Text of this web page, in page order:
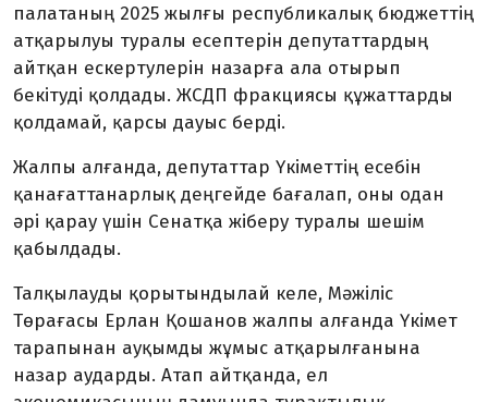
палатаның 2025 жылғы республикалық бюджеттің
атқарылуы туралы есептерін депутаттардың
айтқан ескертулерін назарға ала отырып
бекітуді қолдады. ЖСДП фракциясы құжаттарды
қолдамай, қарсы дауыс берді.
Жалпы алғанда, депутаттар Үкіметтің есебін
қанағаттанарлық деңгейде бағалап, оны одан
әрі қарау үшін Сенатқа жіберу туралы шешім
қабылдады.
Талқылауды қорытындылай келе, Мәжіліс
Төрағасы Ерлан Қошанов жалпы алғанда Үкімет
тарапынан ауқымды жұмыс атқарылғанына
назар аударды. Атап айтқанда, ел